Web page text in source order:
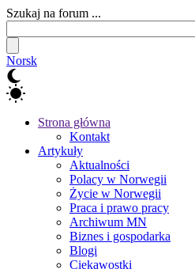
Szukaj na forum ...
Norsk
Strona główna
Kontakt
Artykuły
Aktualności
Polacy w Norwegii
Życie w Norwegii
Praca i prawo pracy
Archiwum MN
Biznes i gospodarka
Blogi
Ciekawostki